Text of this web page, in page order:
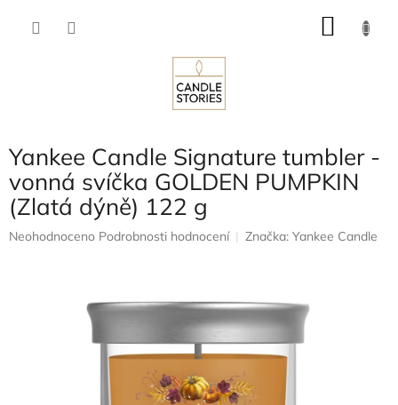
Yankee Candle Signature tumbler -
vonná svíčka GOLDEN PUMPKIN
(Zlatá dýně) 122 g
Průměrné
Neohodnoceno Podrobnosti hodnocení Značka: Yankee Candle